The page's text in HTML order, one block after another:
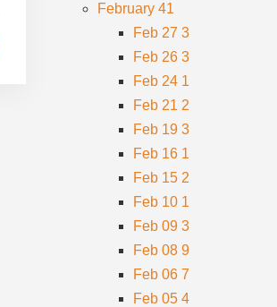
February41
Feb 273
Feb 263
Feb 24 1
Feb 21 2
Feb 193
Feb 16 1
Feb 15 2
Feb 10 1
Feb 093
Feb 089
Feb 067
Feb 054